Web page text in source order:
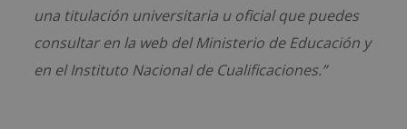
una titulación universitaria u oficial que puedes
consultar en la web del Ministerio de Educación y
en el Instituto Nacional de Cualificaciones.”